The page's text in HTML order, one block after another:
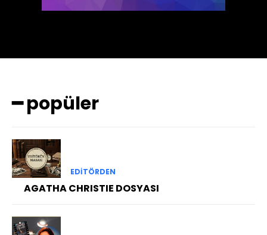
━ popüler
EDITÖRDEN
AGATHA CHRISTIE DOSYASI